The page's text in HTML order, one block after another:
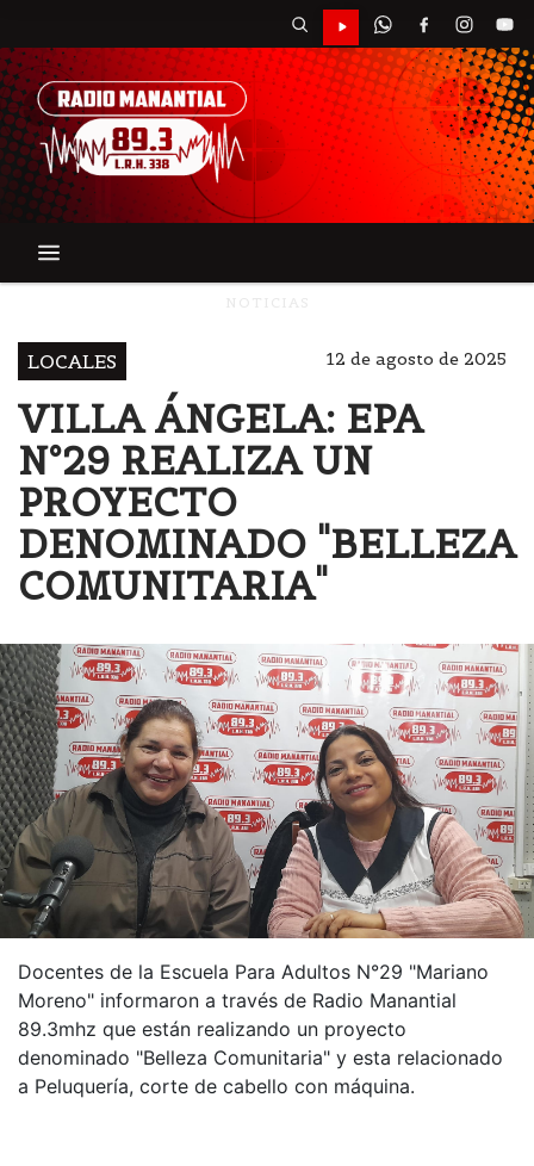
LOCALES 12 de agosto de 2025
VILLA ÁNGELA: EPA
N°29 REALIZA UN
PROYECTO
DENOMINADO "BELLEZA
COMUNITARIA"
Docentes de la Escuela Para Adultos N°29 "Mariano
Moreno" informaron a través de Radio Manantial
89.3mhz que están realizando un proyecto
denominado "Belleza Comunitaria" y esta relacionado
a Peluquería, corte de cabello con máquina.